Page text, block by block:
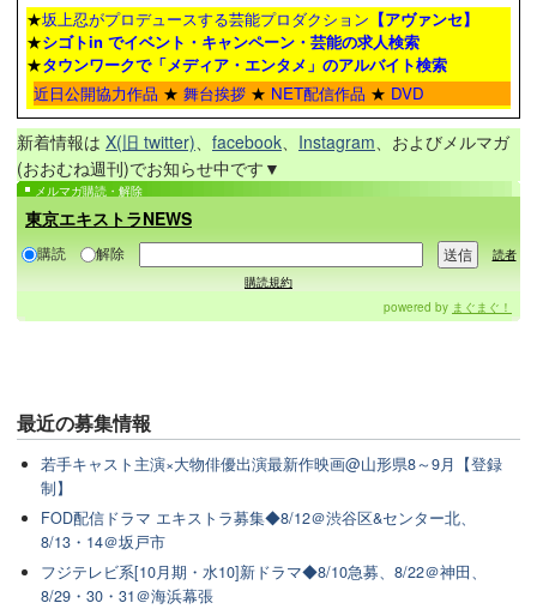
★坂上忍がプロデュースする芸能プロダクション 【アヴァンセ】
★シゴトin でイベント・キャンペーン・芸能の求人検索
★タウンワークで「メディア・エンタメ」のアルバイト検索
近日公開協力作品 ★ 舞台挨拶 ★ NET配信作品 ★ DVD
新着情報は X(旧 twitter) facebook Instagram 、およびメルマガ
(おおむね週刊)でお知らせ中です▼
メルマガ購読・解除
東京エキストラNEWS
購読 解除
読者
購読規約
powered by まぐまぐ！
最近の募集情報
若手キャスト主演×大物俳優出演最新作映画@山形県8～9月【登録
制】
FOD配信ドラマ エキストラ募集◆8/12＠渋谷区&センター北、
8/13・14＠坂戸市
フジテレビ系[10月期・水10]新ドラマ◆8/10急募、8/22＠神田、
8/29・30・31＠海浜幕張